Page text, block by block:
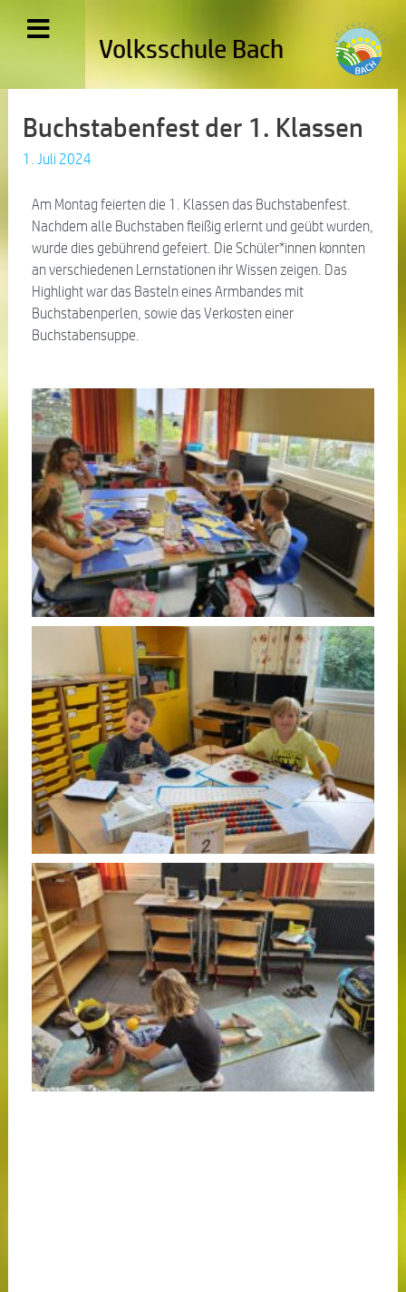
Volksschule Bach
Buchstabenfest der 1. Klassen
1. Juli 2024
Am Montag feierten die 1. Klassen das Buchstabenfest.
Nachdem alle Buchstaben fleißig erlernt und geübt wurden,
wurde dies gebührend gefeiert. Die Schüler*innen konnten
an verschiedenen Lernstationen ihr Wissen zeigen. Das
Highlight war das Basteln eines Armbandes mit
Buchstabenperlen, sowie das Verkosten einer
Buchstabensuppe.